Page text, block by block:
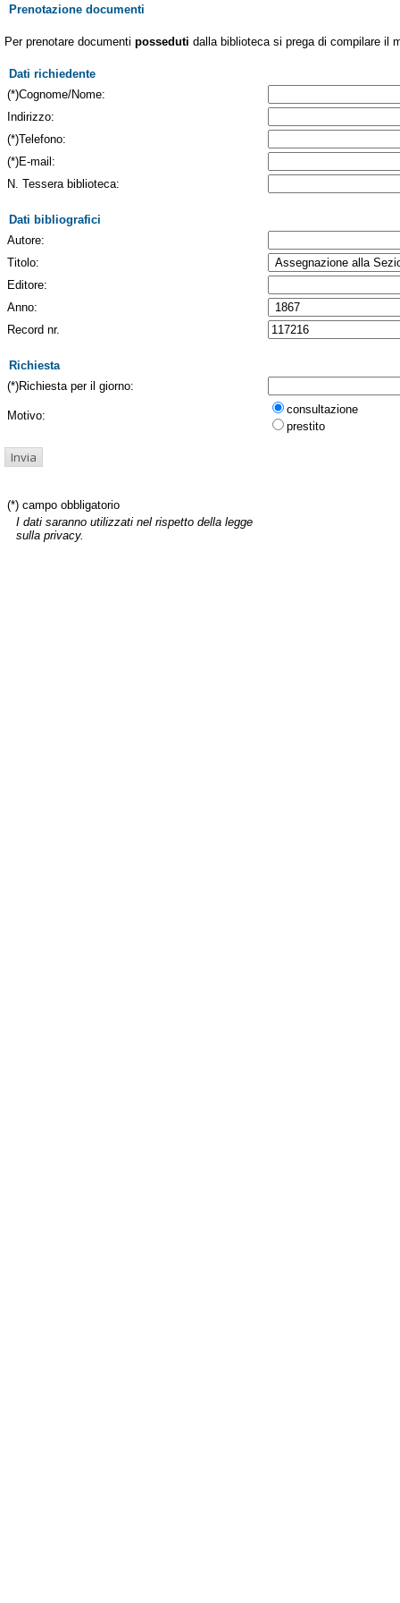
Prenotazione documenti
Per prenotare documenti posseduti dalla biblioteca si prega di compilare il
Dati richiedente
(*)Cognome/Nome:
Indirizzo:
(*)Telefono:
(*)E-mail:
N. Tessera biblioteca:
Dati bibliografici
Autore:
Titolo:
Editore:
Anno:
Record nr.
Richiesta
(*)Richiesta per il giorno:
Motivo:
consultazione
prestito
(*) campo obbligatorio
I dati saranno utilizzati nel rispetto della legge
sulla privacy.